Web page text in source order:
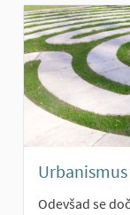
Odevšad se